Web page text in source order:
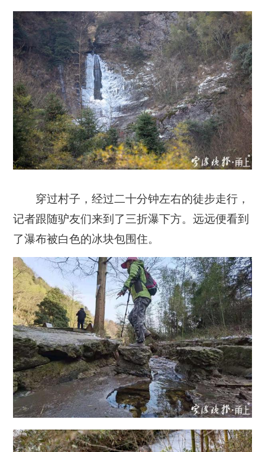
穿过村子，经过二十分钟左右的徒步走行，
记者跟随驴友们来到了三折瀑下方。远远便看到
了瀑布被白色的冰块包围住。